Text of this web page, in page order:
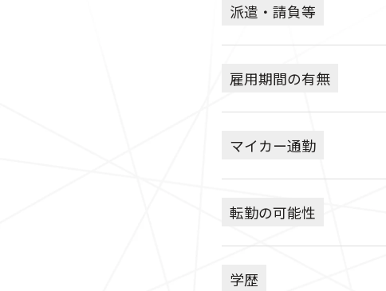
派遣・請負等
雇用期間の有無
マイカー通勤
転勤の可能性
学歴